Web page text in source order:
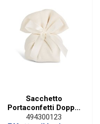
Sacchetto
Portaconfetti Doppia
Piega Cotone Panna
494300123